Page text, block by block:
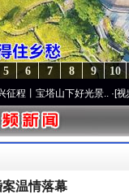
10
9
8
7
6
5
塔山下好光景..·[视频]因党
温情落幕